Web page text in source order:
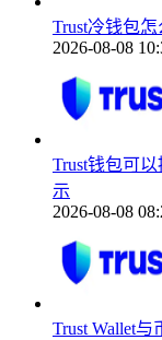
Trust冷钱包
2026-08-08
Trust钱包可
示
2026-08-08
Trust Wallet